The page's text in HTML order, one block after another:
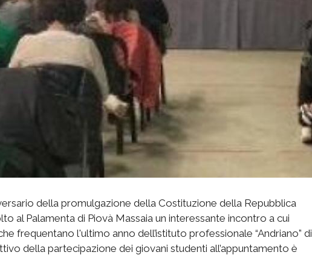
della promulgazione della Costituzione della Repubblica
al Palamenta di Piovà Massaia un interessante incontro a cui
frequentano l'ultimo anno dell’istituto professionale “Andriano” di
della partecipazione dei giovani studenti all’appuntamento è